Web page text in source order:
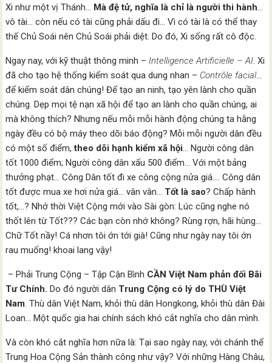
Xi như một vị Thánh… Mà đệ tử, nghĩa là chỉ là người thi hành…
vô tài… còn nếu có tài cũng phải dấu đi… Vì có tài là có thể thay
thế Chủ Soái nên Chủ Soái phải diệt. Do đó, Xi sống rất cô độc.
Ngay nay, với kỹ thuật thông minh –Intelligence Artificielle – AI. Xi
đã cho tạo hệ thống kiểm soát qua dung nhan – Contrôle facial…
để kiểm soát dân chúng! Để tạo an ninh, tạo yên lành cho quần
chúng. Dẹp mọi tệ nạn xã hội để tạo an lành cho quần chúng, ai
mà không thích? Nhưng nếu mỗi mỗi hành động chúng ta hằng
ngày đều có bộ máy theo dõi báo động? Mỗi mỗi người dân đều
có một số điểm,theo dõi hạnh kiểm xã hội… Người công dân
tốt 1000 điểm; Người công dân xấu 500 điểm… Với một bảng
thưởng phạt… Công Dân tốt đi xe công cộng nửa giá…. Công dân
tốt được mua xe hơi nửa giá… vân vân… Tốt là sao? Chấp hành
tốt,…? Nhớ thời Việt Cộng mới vào Sài gòn: Lúc cũng nghe nó
thốt lên từ Tốt??? Các bạn còn nhớ không? Rùng rợn, hãi hùng…
Chữ Tốt nầy! Cá nhơn tôi ớn tới già! Cũng như ngày nay tôi ớn
rau muống! khoai lang vậy!
– Phải Trung Cộng – Tập Cận Bình CẦN Việt Nam phản đối Bãi
Tư Chính.Do đó người dân Trung Cộng có lý do THÙ Việt
Nam. Thù dân Việt Nam, khỏi thù dân Hongkong, khỏi thù dân Đài
Loan… Một quốc gia hai chính sách khó cắt nghĩa cho dân mình.
Và còn khó cắt nghĩa hơn nữa là: Tại sao ngày nay, với chánh thể
Trung Hoa Cộng Sản thành công như vậy? Với những Hàng Châu,